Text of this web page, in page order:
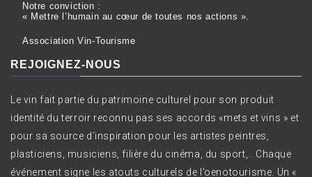
Notre conviction :
« Mettre l’humain au cœur de toutes nos actions ».
Association Vin-Tourisme
REJOIGNEZ-NOUS
Le vin fait partie du patrimoine culturel pour son produit
identité du terroir reconnu pas ses accords «mets et vins » et
pour sa source d’inspiration pour les artistes peintres,
plasticiens, musiciens, filière du cinéma, du sport,.. Chaque
événement signe les atouts culturels de l’oenotourisme. Un «